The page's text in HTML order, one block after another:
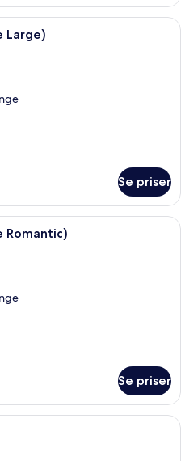
Minibar, pengeskab på værelset,
Large)
Se priser
Værelse - delvis havudsigt (Be
Romantic)
Se priser
Familieværelse | Minibar,